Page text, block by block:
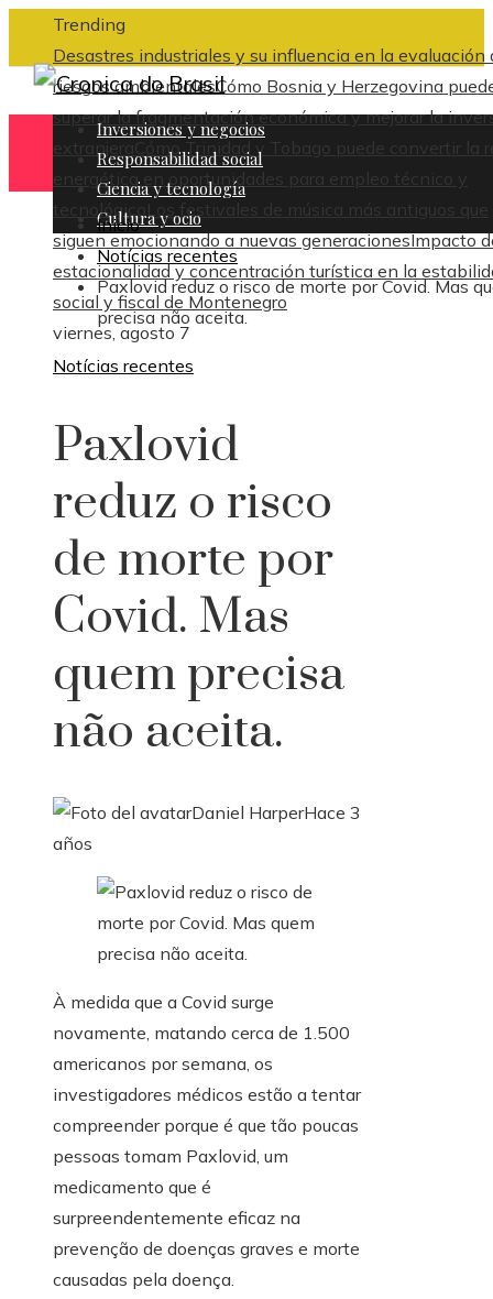
Trending
Desastres industriales y su influencia en la evaluación
riesgos ambientalesCómo Bosnia y Herzegovina
superar la fragmentación económica y mejorar la
extranjera
Cómo Trinidad y Tobago puede convertir la
energética en oportunidades para empleo técnico y
tecnológico Los festivales de música más antiguos que
siguen emocionando a nuevas generacionesImpacto
estacionalidad y concentración turística en la
social y fiscal de Montenegro
viernes, agosto 7
Inversiones y negocios
Responsabilidad social
Ciencia y tecnología
Cultura y ocio
Inicio
Notícias recentes
Paxlovid reduz o risco de morte por Covid. Mas
precisa não aceita.
Notícias recentes
Paxlovid
reduz o risco
de morte por
Covid. Mas
quem precisa
não aceita.
Daniel HarperHace 3
años
À medida que a Covid surge
novamente, matando cerca de 1.500
americanos por semana, os
investigadores médicos estão a tentar
compreender porque é que tão poucas
pessoas tomam Paxlovid, um
medicamento que é
surpreendentemente eficaz na
prevenção de doenças graves e morte
causadas pela doença.